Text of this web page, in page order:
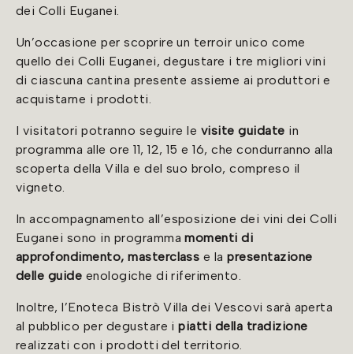
dei Colli Euganei.
Un’occasione per scoprire un terroir unico come
quello dei Colli Euganei, degustare i tre migliori vini
di ciascuna cantina presente assieme ai produttori e
acquistarne i prodotti.
I visitatori potranno seguire le visite guidate in
programma alle ore 11, 12, 15 e 16, che condurranno alla
scoperta della Villa e del suo brolo, compreso il
vigneto.
In accompagnamento all’esposizione dei vini dei Colli
Euganei sono in programmamomenti di
approfondimento, masterclass e lapresentazione
delle guide enologiche di riferimento.
Inoltre, l’Enoteca Bistrò Villa dei Vescovi sarà aperta
al pubblico per degustare ipiatti della tradizione
realizzati con i prodotti del territorio.